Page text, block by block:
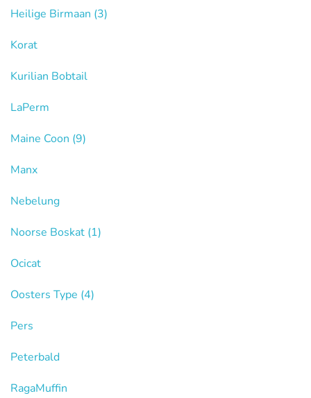
Heilige Birmaan (3)
Korat
Kurilian Bobtail
LaPerm
Maine Coon (9)
Manx
Nebelung
Noorse Boskat (1)
Ocicat
Oosters Type (4)
Pers
Peterbald
RagaMuffin